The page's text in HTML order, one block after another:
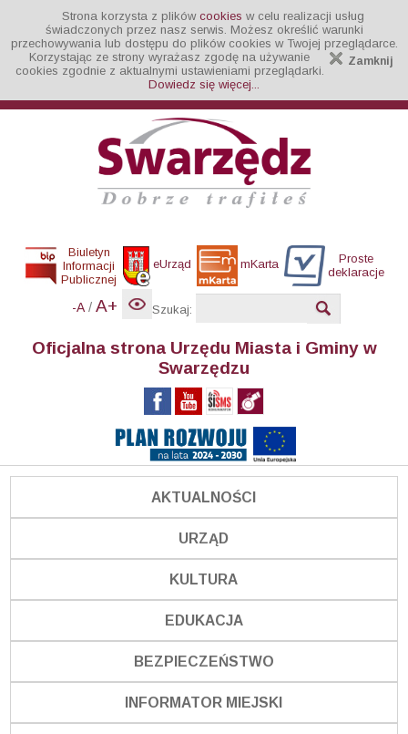
Strona korzysta z plików cookies w celu realizacji usług
świadczonych przez nasz serwis. Możesz określić warunki
przechowywania lub dostępu do plików cookies w Twojej przeglądarce.
Zamknij
Korzystając ze strony wyrażasz zgodę na używanie
cookies zgodnie z aktualnymi ustawieniami przeglądarki.
Dowiedz się więcej...
Biuletyn
Informacji
Publicznej
eUrząd mKarta
Proste
deklaracje
-A / A+ Szukaj:
Oficjalna strona Urzędu Miasta i Gminy w
Swarzędzu
AKTUALNOŚCI
URZĄD
KULTURA
EDUKACJA
BEZPIECZEŃSTWO
INFORMATOR MIEJSKI